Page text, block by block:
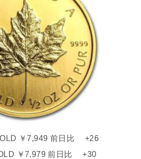
￥7,949 前日比 +26
￥7,979 前日比 +30